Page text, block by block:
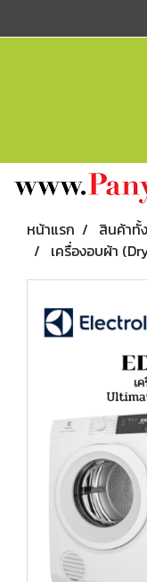
หน้าแรก สินค้าทั้
เครื่องอบผ้า